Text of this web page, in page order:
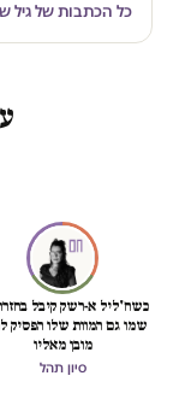
כל הכתבות של גיל
כשח'ליל א-רשק קיבל
שמו גם המוות שלו הפסיק
מובן מאליו
סיון תהל